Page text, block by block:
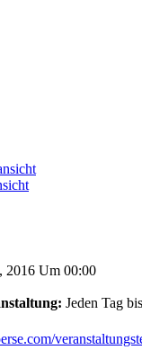
2016 Um 00:00
Jeden Tag